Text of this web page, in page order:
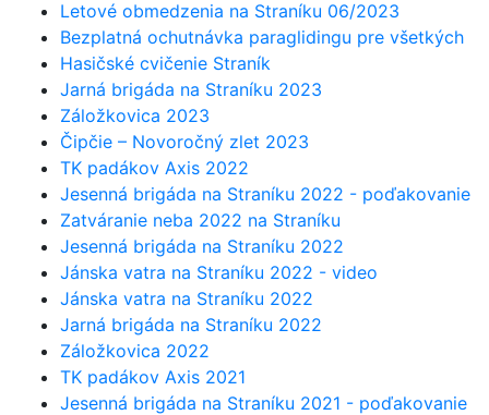
Letové obmedzenia na Straníku 06/2023
Bezplatná ochutnávka paraglidingu pre všetkých
Hasičské cvičenie Straník
Jarná brigáda na Straníku 2023
Záložkovica 2023
Čipčie – Novoročný zlet 2023
TK padákov Axis 2022
Jesenná brigáda na Straníku 2022 - poďakovanie
Zatváranie neba 2022 na Straníku
Jesenná brigáda na Straníku 2022
Jánska vatra na Straníku 2022 - video
Jánska vatra na Straníku 2022
Jarná brigáda na Straníku 2022
Záložkovica 2022
TK padákov Axis 2021
Jesenná brigáda na Straníku 2021 - poďakovanie